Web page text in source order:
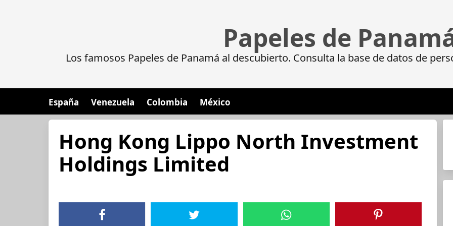
Papeles de
Los famosos Papeles de Panamá al descubierto. Consulta la base de datos de
España Venezuela Colombia México
Hong Kong Lippo North Investment
Holdings Limited